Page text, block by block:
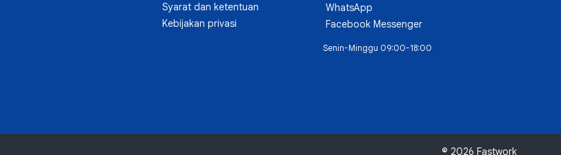
Syarat dan ketentuan
Kebijakan privasi
WhatsApp
Facebook Messenger
Senin-Minggu 09:00-18:00
© 2026 Fastwork